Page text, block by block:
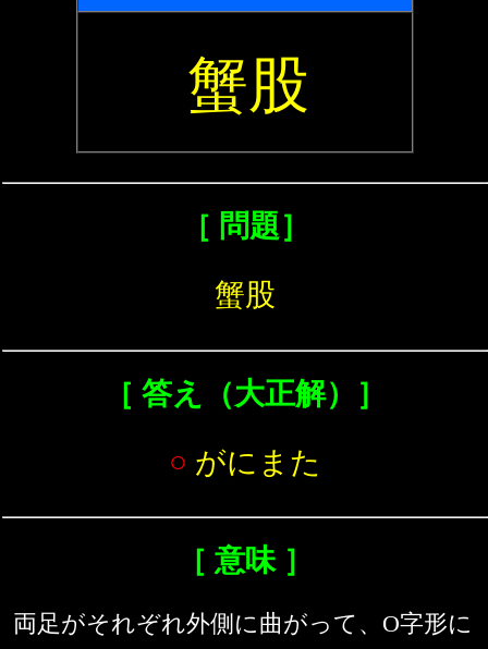
蟹股
［ 問題］
蟹股
［ 答え（大正解）］
○ がにまた
［ 意味 ］
両足がそれぞれ外側に曲がって、O字形に